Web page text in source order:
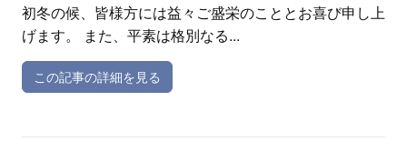
初冬の候、皆様方には益々ご盛栄のこととお喜び申し上
げます。 また、平素は格別なる...
この記事の詳細を見る